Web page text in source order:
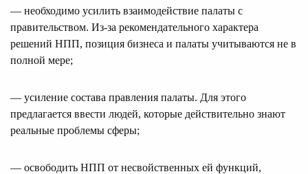
— необходимо усилить взаимодействие палаты с
правительством. Из-за рекомендательного характера
решений НПП, позиция бизнеса и палаты учитываются не в
полной мере;
— усиление состава правления палаты. Для этого
предлагается ввести людей, которые действительно знают
реальные проблемы сферы;
— освободить НПП от несвойственных ей функций,